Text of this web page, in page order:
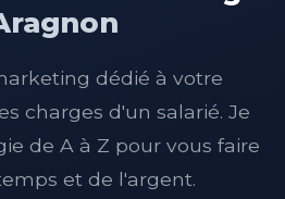
dédié à votre
charges d'un salarié. Je
de A à Z pour vous faire
et de l'argent.